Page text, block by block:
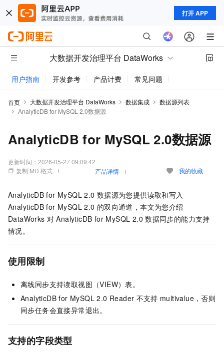
打开 APP
大数据开发治理平台 DataWorks
用户指南 开发参考 产品计费 常见问题
首页 大数据开发治理平台 DataWorks 数据集成
数据源列表
AnalyticDB for MySQL 2.0数据源
AnalyticDB for MySQL 2.0数据源
更新时间： 2026-05-27 09:09:42
复制 MD 格式
产品详情 我的收藏
AnalyticDB for MySQL 2.0 数据源为您提供读取和写入
AnalyticDB for MySQL 2.0 的双向通道，本文为您介绍
DataWorks 对 AnalyticDB for MySQL 2.0 数据同步的能力支持
情况。
使用限制
离线同步支持读取视图（VIEW）表。
AnalyticDB for MySQL 2.0 Reader 不支持 multivalue，否则
同步任务会直接异常退出。
支持的字段类型